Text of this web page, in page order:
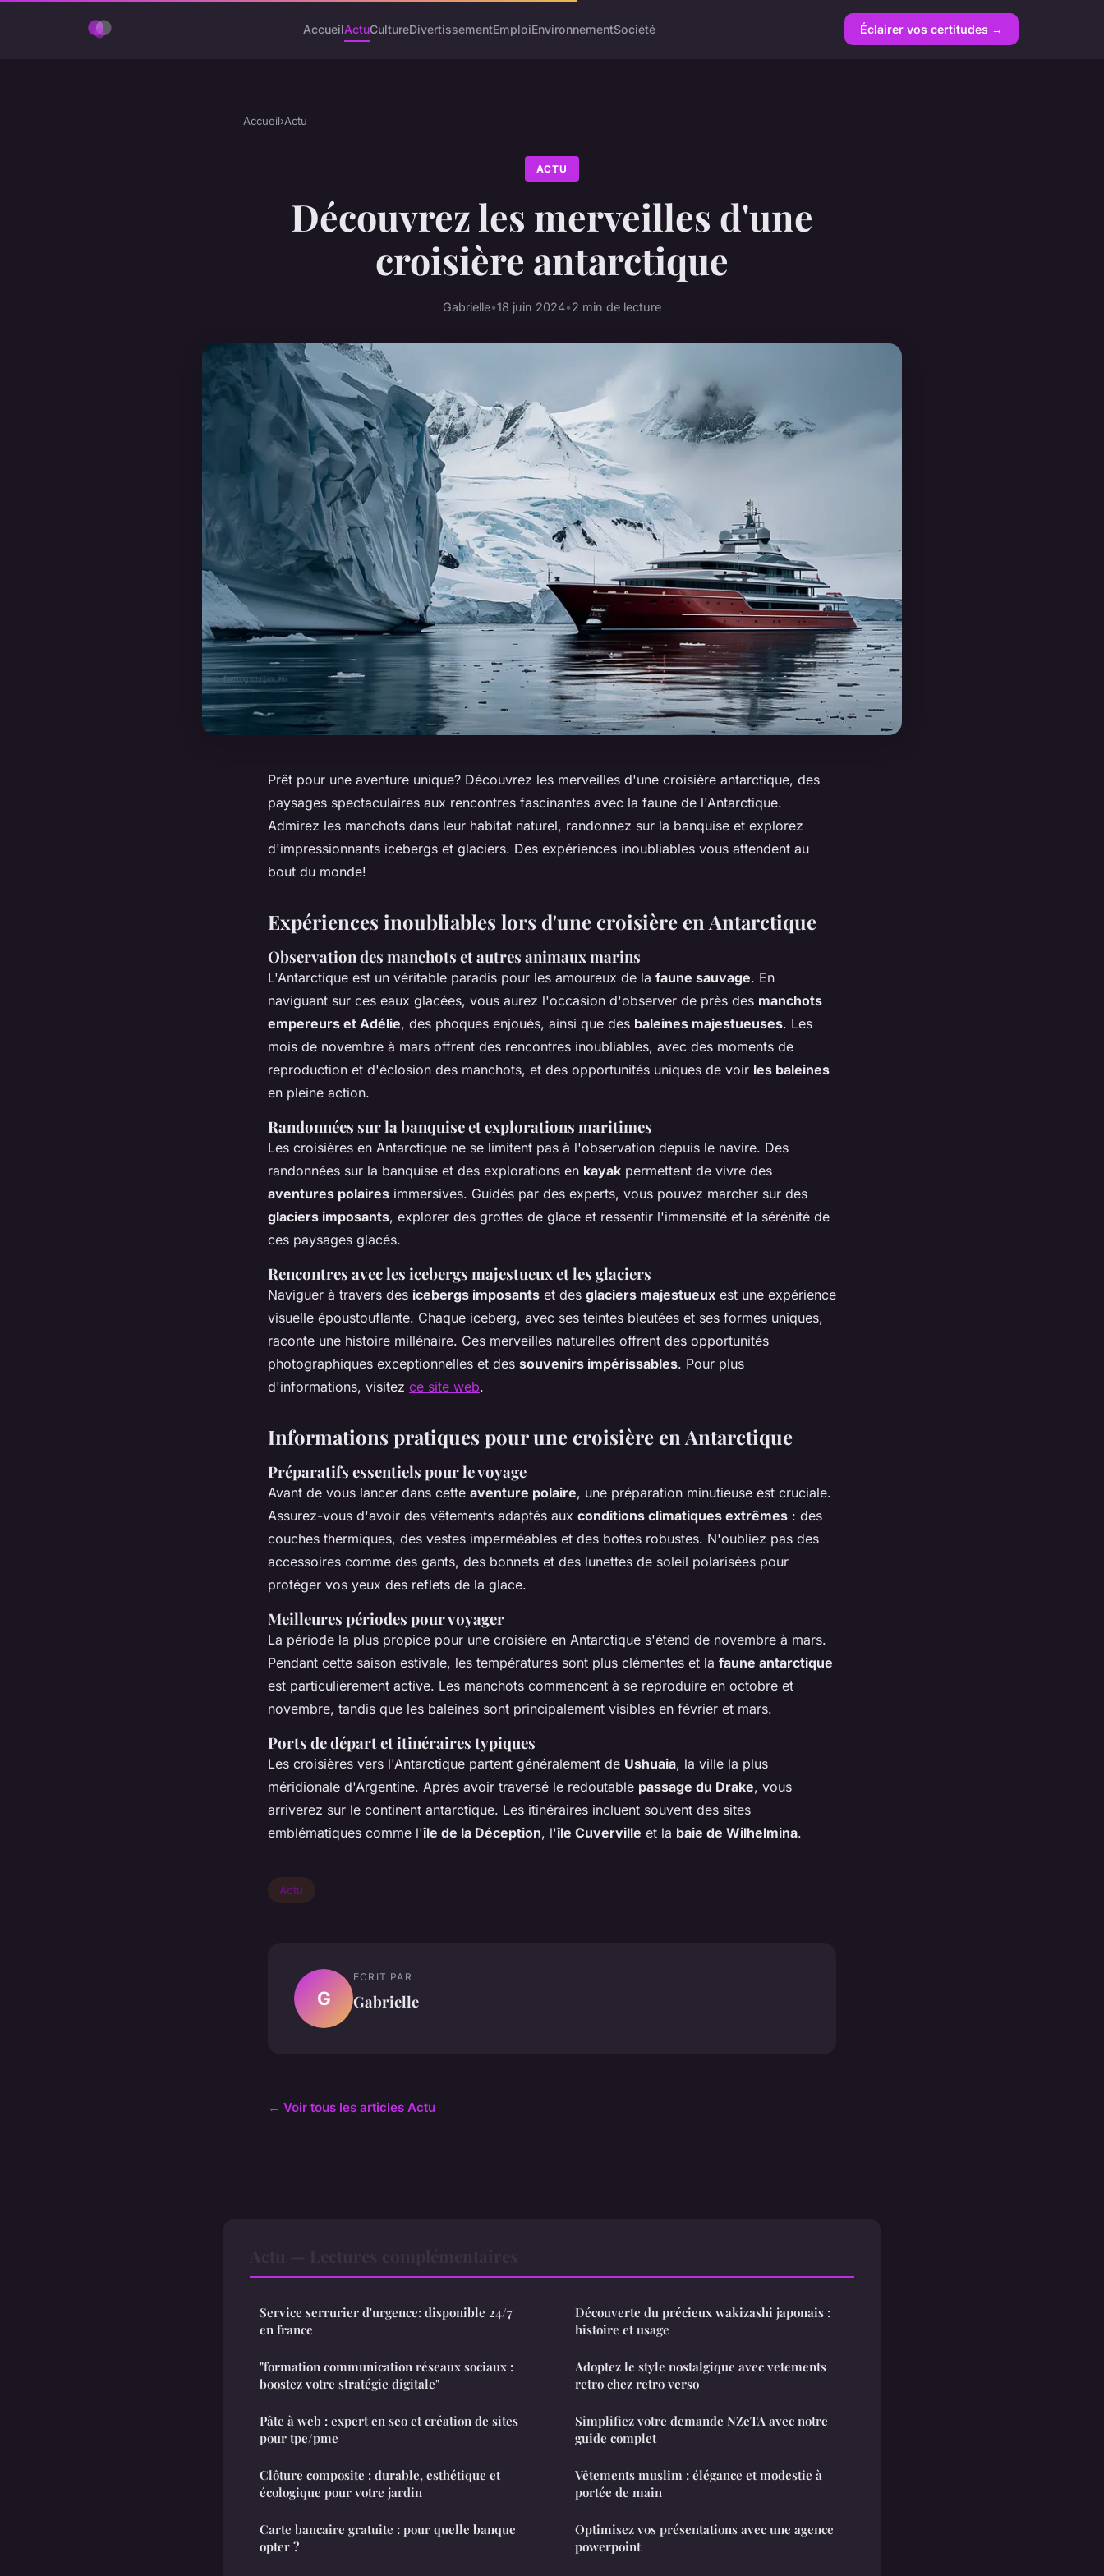
AccueilActuCultureDivertissementEmploiEnvironnementSociété Éclairer vos certitudes →
Accueil›Actu
ACTU
Découvrez les merveilles d'une
croisière antarctique
Gabrielle•18 juin 2024•2 min de lecture
Prêt pour une aventure unique? Découvrez les merveilles d'une croisière antarctique, des
paysages spectaculaires aux rencontres fascinantes avec la faune de l'Antarctique.
Admirez les manchots dans leur habitat naturel, randonnez sur la banquise et explorez
d'impressionnants icebergs et glaciers. Des expériences inoubliables vous attendent au
bout du monde!
Expériences inoubliables lors d'une croisière en Antarctique
Observation des manchots et autres animaux marins
L'Antarctique est un véritable paradis pour les amoureux de la faune sauvage. En
naviguant sur ces eaux glacées, vous aurez l'occasion d'observer de près des manchots
empereurs et Adélie, des phoques enjoués, ainsi que des baleines majestueuses. Les
mois de novembre à mars offrent des rencontres inoubliables, avec des moments de
reproduction et d'éclosion des manchots, et des opportunités uniques de voir les baleines
en pleine action.
Randonnées sur la banquise et explorations maritimes
Les croisières en Antarctique ne se limitent pas à l'observation depuis le navire. Des
randonnées sur la banquise et des explorations en kayak permettent de vivre des
aventures polaires immersives. Guidés par des experts, vous pouvez marcher sur des
glaciers imposants, explorer des grottes de glace et ressentir l'immensité et la sérénité de
ces paysages glacés.
Rencontres avec les icebergs majestueux et les glaciers
Naviguer à travers des icebergs imposants et des glaciers majestueux est une expérience
visuelle époustouflante. Chaque iceberg, avec ses teintes bleutées et ses formes uniques,
raconte une histoire millénaire. Ces merveilles naturelles offrent des opportunités
photographiques exceptionnelles et des souvenirs impérissables. Pour plus
d'informations, visitez ce site web.
Informations pratiques pour une croisière en Antarctique
Préparatifs essentiels pour le voyage
Avant de vous lancer dans cette aventure polaire, une préparation minutieuse est cruciale.
Assurez-vous d'avoir des vêtements adaptés aux conditions climatiques extrêmes : des
couches thermiques, des vestes imperméables et des bottes robustes. N'oubliez pas des
accessoires comme des gants, des bonnets et des lunettes de soleil polarisées pour
protéger vos yeux des reflets de la glace.
Meilleures périodes pour voyager
La période la plus propice pour une croisière en Antarctique s'étend de novembre à mars.
Pendant cette saison estivale, les températures sont plus clémentes et la faune antarctique
est particulièrement active. Les manchots commencent à se reproduire en octobre et
novembre, tandis que les baleines sont principalement visibles en février et mars.
Ports de départ et itinéraires typiques
Les croisières vers l'Antarctique partent généralement de Ushuaia, la ville la plus
méridionale d'Argentine. Après avoir traversé le redoutable passage du Drake, vous
arriverez sur le continent antarctique. Les itinéraires incluent souvent des sites
emblématiques comme l'île de la Déception, l'île Cuverville et la baie de Wilhelmina.
Actu
G
ECRIT PAR
Gabrielle
← Voir tous les articles Actu
Service serrurier d'urgence: disponible 24/7
en france
"formation communication réseaux sociaux :
boostez votre stratégie digitale"
Pâte à web : expert en seo et création de sites
pour tpe/pme
Clôture composite : durable, esthétique et
écologique pour votre jardin
Carte bancaire gratuite : pour quelle banque
opter ?
Découverte du précieux wakizashi japonais :
histoire et usage
Adoptez le style nostalgique avec vetements
retro chez retro verso
Simplifiez votre demande NZeTA avec notre
guide complet
Vêtements muslim : élégance et modestie à
portée de main
Optimisez vos présentations avec une agence
powerpoint